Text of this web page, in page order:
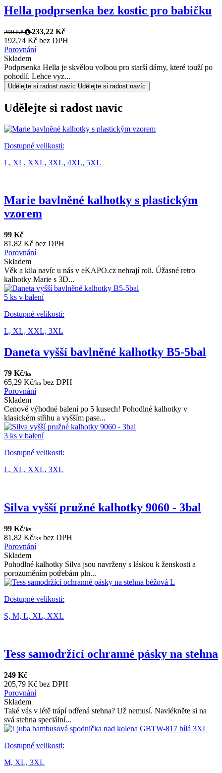
Hella podprsenka bez kostic pro babičku
299 Kč
233,22 Kč
192,74 Kč bez DPH
Porovnání
Skladem
Podprsenka Hella je skvělou volbou pro starší dámy, které touží po
pohodlí. Lehce vyz...
Udělejte si radost navíc Udělejte si radost navíc
Udělejte si radost navíc
Dostupné velikosti:
L, XL, XXL, 3XL, 4XL, 5XL
Marie bavlněné kalhotky s plastickým
vzorem
99 Kč
81,82 Kč bez DPH
Porovnání
Skladem
Věk a kila navíc u nás v eKAPO.cz nehrají roli. Úžasné retro
kalhotky Marie s 3D...
5 ks v balení
Dostupné velikosti:
L, XL, XXL, 3XL
Daneta vyšší bavlněné kalhotky B5-5bal
79 Kč/ks
65,29 Kč/ks bez DPH
Porovnání
Skladem
Cenově výhodné balení po 5 kusech! Pohodlné kalhotky v
klasickém střihu a vyšším pase...
3 ks v balení
Dostupné velikosti:
L, XL, XXL, 3XL
Silva vyšší pružné kalhotky 9060 - 3bal
99 Kč/ks
81,82 Kč/ks bez DPH
Porovnání
Skladem
Pohodlné kalhotky Silva jsou navrženy s láskou k ženskosti a
porozuměním potřebám pln...
Dostupné velikosti:
S, M, L, XL, XXL
Tess samodržící ochranné pásky na stehna
249 Kč
205,79 Kč bez DPH
Porovnání
Skladem
Také vás v létě trápí odřená stehna? Už nemusí. Navlékněte si na
svá stehna speciální...
Dostupné velikosti:
M, XL, 3XL